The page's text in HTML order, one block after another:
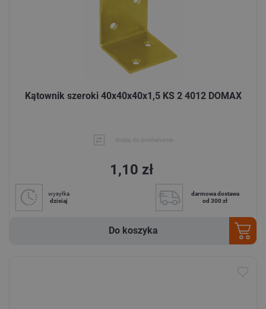
Kątownik szeroki 40x40x40x1,5 KS 2 4012 DOMAX
dodaj do porównania
1,10 zł
wysyłka
dzisiaj
darmowa dostawa
od 300 zł
Do koszyka